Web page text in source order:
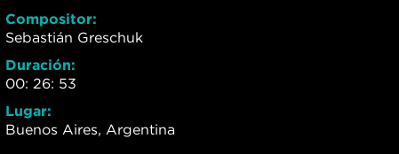
Compositor:
Sebastián Greschuk
Duración:
00: 26: 53
Lugar:
Buenos Aires, Argentina